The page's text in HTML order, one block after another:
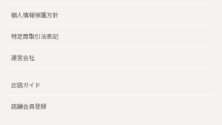
個人情報保護方針
特定商取引法表記
運営会社
出店ガイド
店舗会員登録